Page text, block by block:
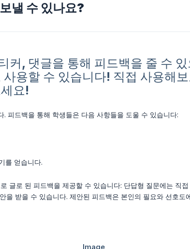
낼 수 있나요?
, 댓글을 통해 피드백을 줄 수
용할 수 있습니다! 직접 사용해
요!
피드백을 통해 학생들은 다음 사항들을 도울 수 있습니다:
를 얻습니다.
글로 된 피드백을 제공할 수 있습니다: 단답형 질문에는 직
을 받을 수 있습니다. 제안된 피드백은 본인의 필요와 선호